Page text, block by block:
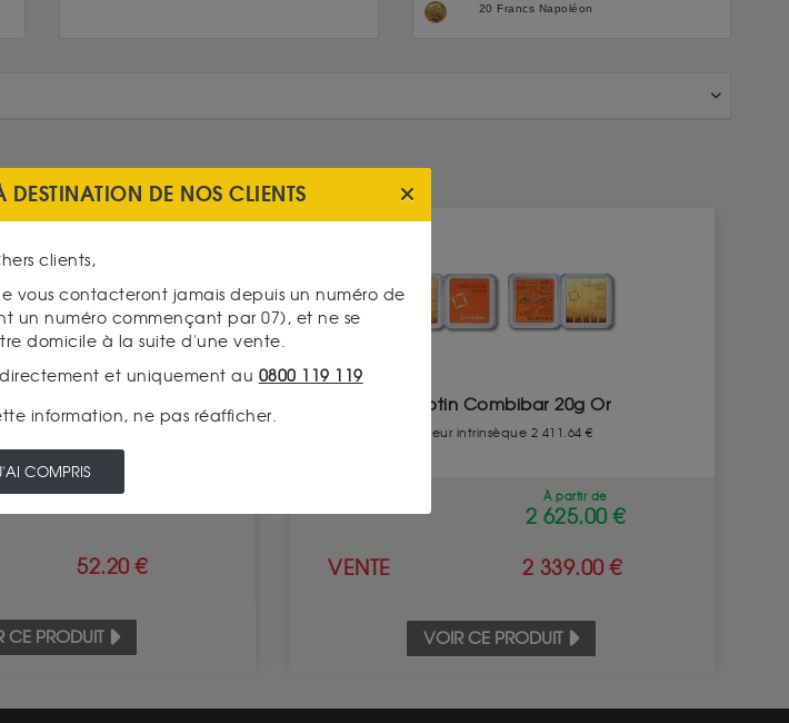
20 Francs Napoléon
: Bélier 1 Once Argent
52.20 €
CE PRODUIT
Lingotin Combibar 20g Or
Valeur intrinsèque 2 411.64 €
À partir de
2 625.00 €
VENTE 2 339.00 €
VOIR CE PRODUIT
DE NOS CLIENTS
clients,
vous contacteront jamais depuis un numéro de
un numéro commençant par 07), et ne se
domicile à la suite d'une vente.
et uniquement au 0800 119 119
information, ne pas réafficher.
COMPRIS